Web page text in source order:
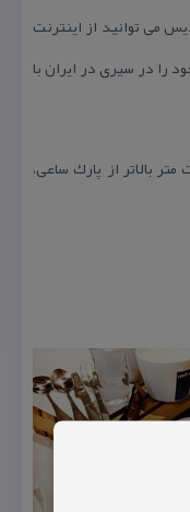
می توانید از اینترنت
را در سیری در ایران با
بالاتر از پارك ساعی،